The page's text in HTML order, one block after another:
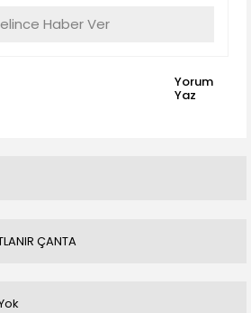
ÇANTA
Haber Ver
Yorum
Yaz